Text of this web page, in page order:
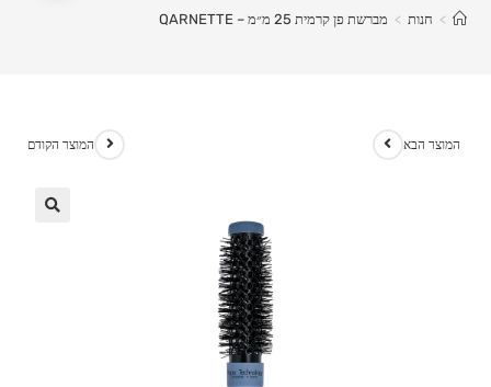
> חנות > מברשת פן קרמית 25 מ״מ – QARNETTE
המוצר הקודם המוצר הבא